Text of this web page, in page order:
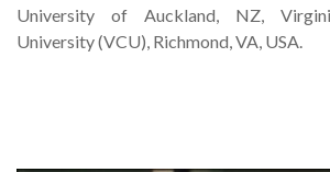
University of Auckland, NZ,
University (VCU), Richmond, VA, USA.